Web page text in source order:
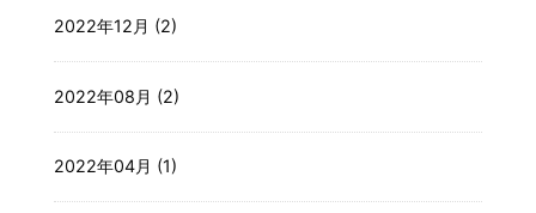
2022年12月 (2)
2022年08月 (2)
2022年04月 (1)